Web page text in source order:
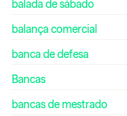
balada de sábado
balança comercial
banca de defesa
Bancas
bancas de mestrado